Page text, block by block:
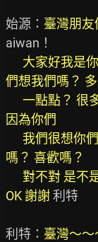
始源： 臺灣朋友
aiwan！
大家好我是
們想我們嗎？
因為你們
嗎？ 喜歡嗎？
OK 謝謝 利特
利特： 臺灣～